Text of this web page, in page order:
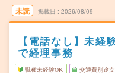
未読 掲載日 2026/08/09
【電話なし】未経
で経理事務
職種未経験OK 交通費別途